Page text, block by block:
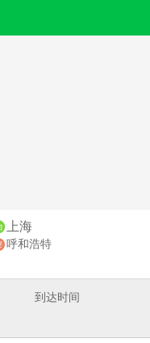
上海
呼和浩特
到达时间